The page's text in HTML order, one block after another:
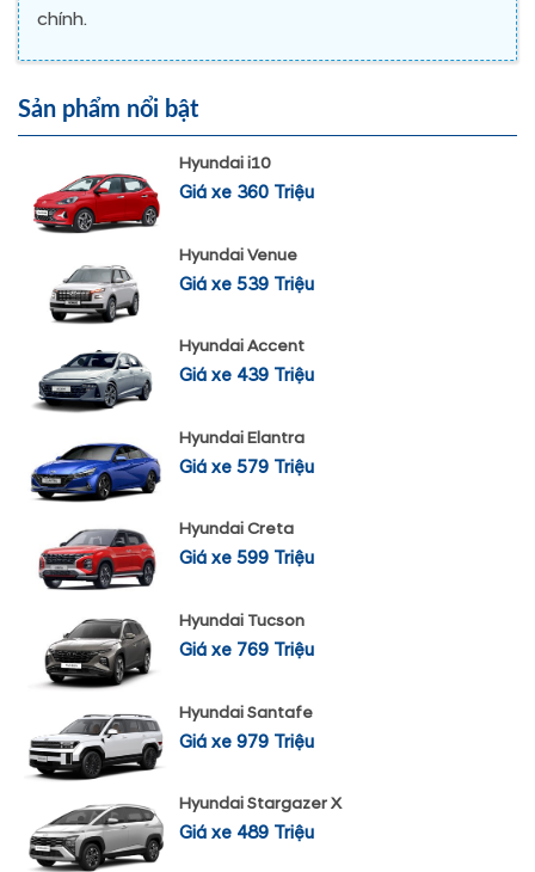
chính.
Sản phẩm nổi bật
Hyundai i10
Giá xe 360 Triệu
Hyundai Venue
Giá xe 539 Triệu
Hyundai Accent
Giá xe 439 Triệu
Hyundai Elantra
Giá xe 579 Triệu
Hyundai Creta
Giá xe 599 Triệu
Hyundai Tucson
Giá xe 769 Triệu
Hyundai Santafe
Giá xe 979 Triệu
Hyundai Stargazer X
Giá xe 489 Triệu